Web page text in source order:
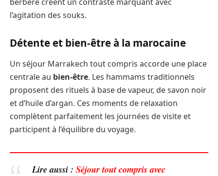
l’agitation des souks.
Détente et bien-être à la marocaine
Un séjour Marrakech tout compris accorde une place
centrale au bien-être. Les hammams traditionnels
proposent des rituels à base de vapeur, de savon noir
et d’huile d’argan. Ces moments de relaxation
complètent parfaitement les journées de visite et
participent à l’équilibre du voyage.
Lire aussi :Séjour tout compris avec